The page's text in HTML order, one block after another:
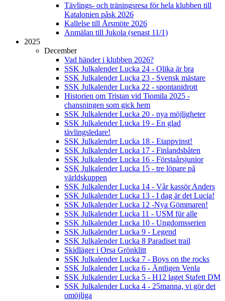
Tävlings- och träningsresa för hela klubben till
Katalonien påsk 2026
Kallelse till Årsmöte 2026
Anmälan till Jukola (senast 11/1)
2025
December
Vad händer i klubben 2026?
SSK Julkalender Lucka 24 - Olika är bra
SSK Julkalender Lucka 23 - Svensk mästare
SSK Julkalender Lucka 22 - spontanidrott
Historien om Tristan vid Tiomila 2025 -
chansningen som gick hem
SSK Julkalender Lucka 20 - nya möjligheter
SSK Julkalender Lucka 19 - En glad
tävlingsledare!
SSK Julkalender Lucka 18 - Etappvinst!
SSK Julkalender Lucka 17 - Finlandsbåten
SSK Julkalender Lucka 16 - Förstaårsjunior
SSK Julkalender Lucka 15 - tre löpare på
världskuppen
SSK Julkalender Lucka 14 - Vår kassör Anders
SSK Julkalender Lucka 13 - I dag är det Lucia!
SSK Julkalender Lucka 12 -Nya Gömmaren!
SSK Julkalender Lucka 11 - USM für alle
SSK Julkalender Lucka 10 - Ungdomsserien
SSK Julkalender Lucka 9 - Legend
SSK Julkalender Lucka 8 Paradiset trail
Skidläger i Orsa Grönklitt
SSK Julkalender Lucka 7 - Boys on the rocks
SSK Julkalender Lucka 6 - Äntligen Venla
SSK Julkalender Lucka 5 - H12 laget Stafett DM
SSK Julkalender Lucka 4 - 25manna, vi gör det
omöjliga